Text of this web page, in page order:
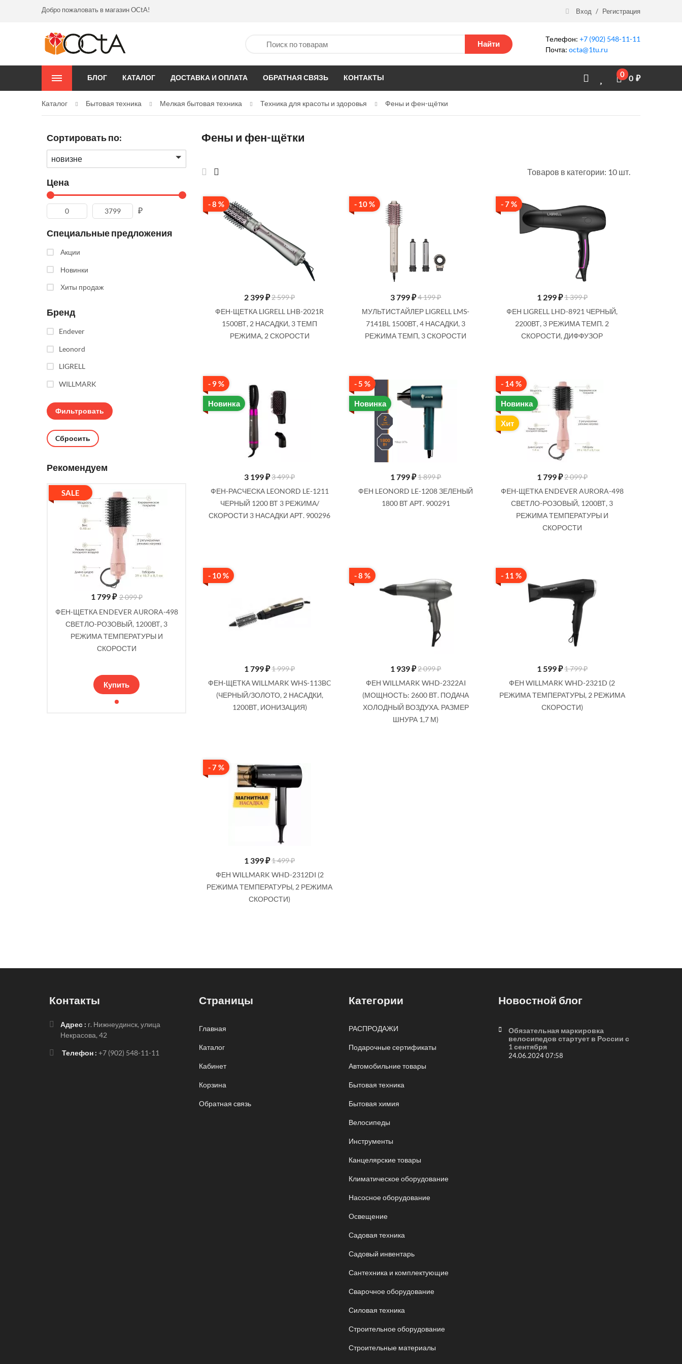
Добро пожаловать в магазин OCtA! Вход / Регистрация
Найти
Телефон: +7 (902) 548-11-11
Почта: octa@1tu.ru
БЛОГ КАТАЛОГ ДОСТАВКА И ОПЛАТА ОБРАТНАЯ СВЯЗЬ КОНТАКТЫ 0 0 ₽
Каталог Бытовая техника Мелкая бытовая техника Техника для красоты и здоровья Фены и фен-щётки
Сортировать по:
новизне
Цена
₽
Специальные предложения
Акции
Новинки
Хиты продаж
Бренд
Endever
Leonord
LIGRELL
WILLMARK
Cбросить
Рекомендуем
SALE
1 799₽ 2 099 ₽
ФЕН-ЩЕТКА ENDEVER AURORA-498
СВЕТЛО-РОЗОВЫЙ, 1200ВТ, 3
РЕЖИМА ТЕМПЕРАТУРЫ И
СКОРОСТИ
Купить
Фены и фен-щётки
Товаров в категории: 10 шт.
- 8 %
2 399₽2 599 ₽
ФЕН-ЩЕТКА LIGRELL LHB-2021R
1500ВТ, 2 НАСАДКИ, 3 ТЕМП
РЕЖИМА, 2 СКОРОСТИ
- 10 %
3 799₽4 199 ₽
МУЛЬТИСТАЙЛЕР LIGRELL LMS-
7141BL 1500ВТ, 4 НАСАДКИ, 3
РЕЖИМА ТЕМП, 3 СКОРОСТИ
- 7 %
1 299₽1 399 ₽
ФЕН LIGRELL LHD-8921 ЧЕРНЫЙ,
2200ВТ, 3 РЕЖИМА ТЕМП. 2
СКОРОСТИ, ДИФФУЗОР
- 9 %
Новинка
3 199₽3 499 ₽
ФЕН-РАСЧЕСКА LEONORD LE-1211
ЧЕРНЫЙ 1200 ВТ 3 РЕЖИМА/
СКОРОСТИ 3 НАСАДКИ АРТ. 900296
- 5 %
Новинка
1 799₽1 899 ₽
ФЕН LEONORD LE-1208 ЗЕЛЕНЫЙ
1800 ВТ АРТ. 900291
- 14 %
Новинка
Хит
1 799₽2 099 ₽
ФЕН-ЩЕТКА ENDEVER AURORA-498
СВЕТЛО-РОЗОВЫЙ, 1200ВТ, 3
РЕЖИМА ТЕМПЕРАТУРЫ И
СКОРОСТИ
- 10 %
1 799₽1 999 ₽
ФЕН-ЩЕТКА WILLMARK WHS-113BC
(ЧЕРНЫЙ/ЗОЛОТО, 2 НАСАДКИ,
1200ВТ, ИОНИЗАЦИЯ)
- 8 %
1 939₽2 099 ₽
ФЕН WILLMARK WHD-2322AI
(МОЩНОСТЬ: 2600 ВТ. ПОДАЧА
ХОЛОДНЫЙ ВОЗДУХА. РАЗМЕР
ШНУРА 1,7 М)
- 11 %
1 599₽1 799 ₽
ФЕН WILLMARK WHD-2321D (2
РЕЖИМА ТЕМПЕРАТУРЫ, 2 РЕЖИМА
СКОРОСТИ)
- 7 %
1 399₽1 499 ₽
ФЕН WILLMARK WHD-2312DI (2
РЕЖИМА ТЕМПЕРАТУРЫ, 2 РЕЖИМА
СКОРОСТИ)
Контакты
Адрес : г. Нижнеудинск, улица
Некрасова, 42
Телефон : +7 (902) 548-11-11
Страницы
Главная
Каталог
Кабинет
Корзина
Обратная связь
Категории
РАСПРОДАЖИ
Подарочные сертификаты
Автомобильние товары
Бытовая техника
Бытовая химия
Велосипеды
Инструменты
Канцелярские товары
Климатическое оборудование
Насосное оборудование
Освещение
Садовая техника
Садовый инвентарь
Сантехника и комплектующие
Сварочное оборудование
Силовая техника
Строительное оборудование
Строительные материалы
Новостной блог
Обязательная маркировка
велосипедов стартует в России с
1 сентября
24.06.2024 07:58